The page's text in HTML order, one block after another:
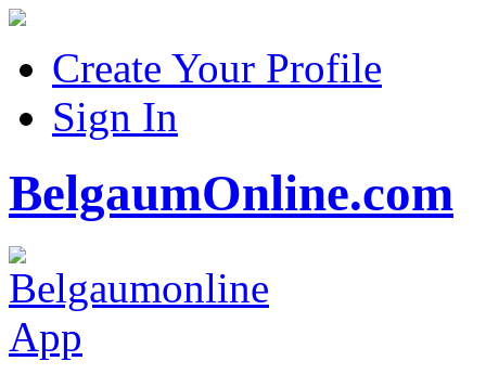
Create Your Profile
Sign In
BelgaumOnline.com